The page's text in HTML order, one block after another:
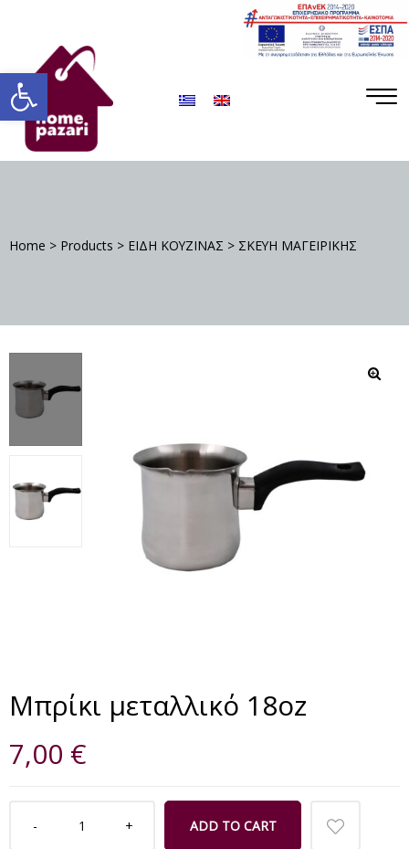
Ανοίξτε τη γραμμή εργαλείων
Home > Products > ΕΙΔΗ ΚΟΥΖΙΝΑΣ > ΣΚΕΥΗ ΜΑΓΕΙΡΙΚΗΣ
Μπρίκι μεταλλικό 18oz
7,00 €
ADD TO CART